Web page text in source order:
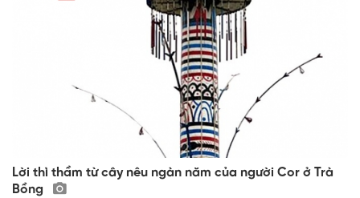
Lời thì thầm từ cây nêu ngàn năm của người Cor ở Trà
Bồng